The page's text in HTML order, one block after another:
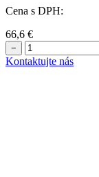
Cena s DPH:
66,6 €
−
Kontaktujte nás